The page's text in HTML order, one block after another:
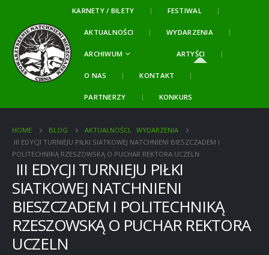
KARNETY / BILETY FESTIWAL
AKTUALNOŚCI WYDARZENIA
ARCHIWUM ARTYŚCI
O NAS KONTAKT
PARTNERZY KONKURS
HOME BLOG AKTUALNOŚCI, WYDARZENIA
III EDYCJI TURNIEJU PIŁKI SIATKOWEJ NATCHNIENI BIESZCZADEM I
POLITECHNIKĄ RZESZOWSKĄ O PUCHAR REKTORA UCZELN
III EDYCJI TURNIEJU PIŁKI
SIATKOWEJ NATCHNIENI
BIESZCZADEM I POLITECHNIKĄ
RZESZOWSKĄ O PUCHAR REKTORA
UCZELN